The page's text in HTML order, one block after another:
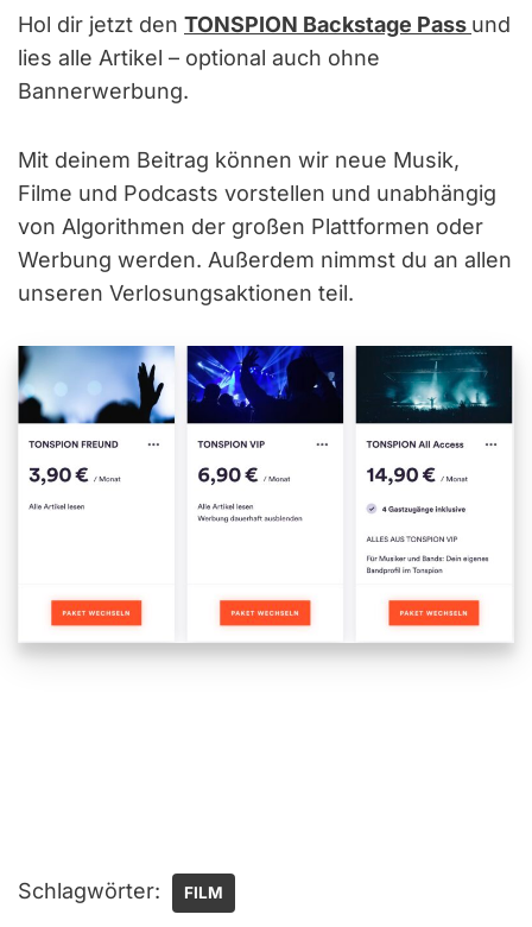
Hol dir jetzt den TONSPION Backstage Pass und
lies alle Artikel – optional auch ohne
Bannerwerbung.
Mit deinem Beitrag können wir neue Musik,
Filme und Podcasts vorstellen und unabhängig
von Algorithmen der großen Plattformen oder
Werbung werden. Außerdem nimmst du an allen
unseren Verlosungsaktionen teil.
Schlagwörter: FILM